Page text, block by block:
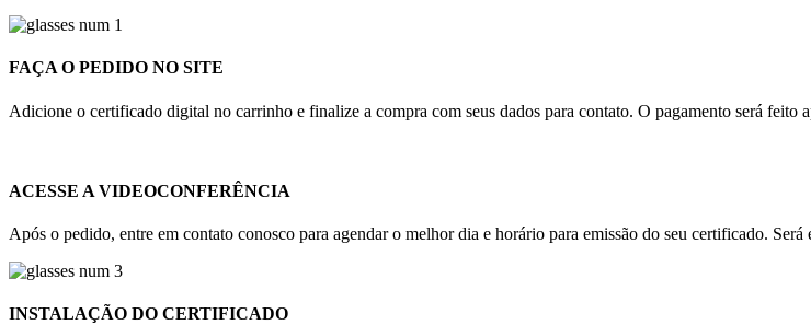
FAÇA O PEDIDO NO SITE
Adicione o certificado digital no carrinho e finalize a compra com seus dados para contato. O pagamento será feito
ACESSE A VIDEOCONFERÊNCIA
Após o pedido, entre em contato conosco para agendar o melhor dia e horário para emissão do seu certificado.
INSTALAÇÃO DO CERTIFICADO